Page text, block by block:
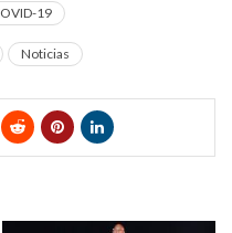
19
Noticias